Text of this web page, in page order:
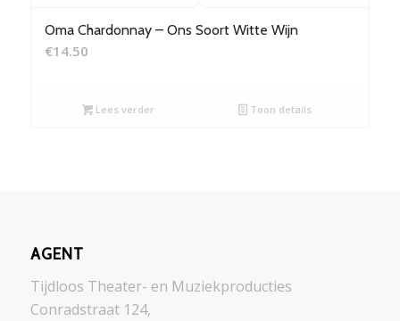
Oma Chardonnay – Ons Soort Witte Wijn
€14.50
Lees verder Toon details
AGENT
Tijdloos Theater- en Muziekproducties
Conradstraat 124,